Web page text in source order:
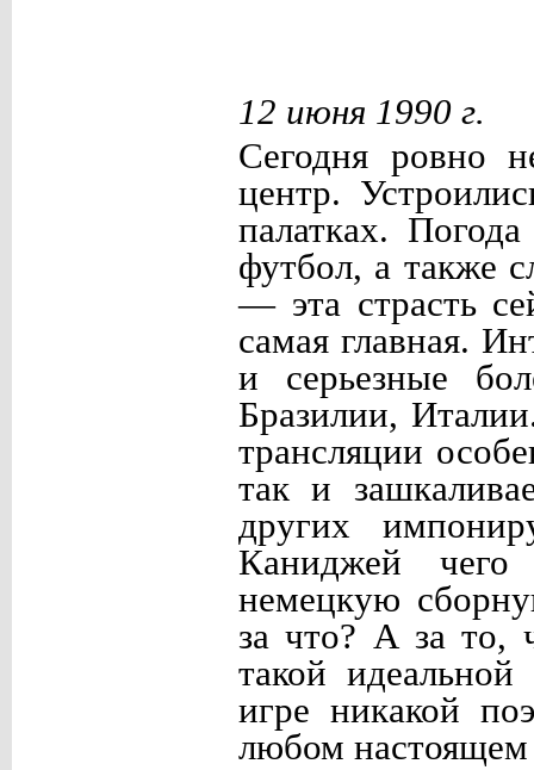
12 июня 1990 г.
Сегодня ровно
центр.
палатках.
футбол, а также
— эта страсть
самая главная.
и серьезные
Бразилии,
трансляции
так и
других
Каниджей
немецкую
за что? А за то,
такой
игре никакой
любом настоящем